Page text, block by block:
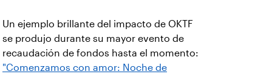
Un ejemplo brillante del impacto de OKTF
se produjo durante su mayor evento de
recaudación de fondos hasta el momento:
"Comenzamos con amor: Noche de